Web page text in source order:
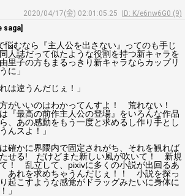
2020/04/17(金) 02:01:05.25
ID: K/e6nw6G0 (9)
saga]
悩むなら『主人公を出さない』ってのも手じ
人誌だって似たような役割を持つ新キャラを
里子の方もまるっきり新キャラならカップリ
に」
違うんだじぇ！」
がいいのはわかってんすよ！ 荒れない！
『最高の前作主人公の登場』をいろんな作品
、あの感動をもう一度と求めるし作り手とし
んスよ！」
確かに界隈内で固定されがち、それを観れば
たせる! だけどまた新しい風が吹いて！ 新規
！ 乱立して、pixivに多くの小説が出回るあ
あれを求めちゃうんだじぇ！！ 小説を探っ
起こすような感覚がドラッグみたいに身体に
」